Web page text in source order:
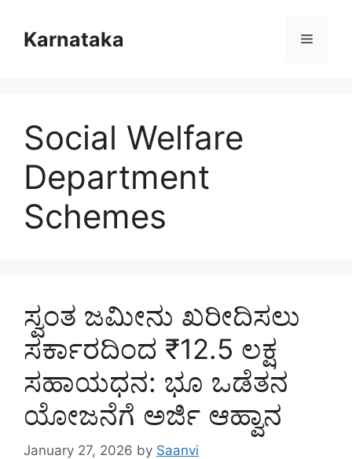
contentKarnataka Menu
Social Welfare
Department
Schemes
ಸ್ವಂತ ಜಮೀನು ಖರೀದಿಸಲು
ಸರ್ಕಾರದಿಂದ ₹12.5 ಲಕ್ಷ
ಸಹಾಯಧನ: ಭೂ ಒಡೆತನ
ಯೋಜನೆಗೆ ಅರ್ಜಿ ಆಹ್ವಾನ
January 27, 2026 by Saanvi